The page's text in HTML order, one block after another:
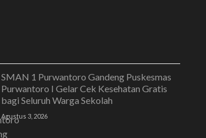
SMAN 1 Purwantoro Gandeng Puskesmas
Purwantoro I Gelar Cek Kesehatan Gratis
bagi Seluruh Warga Sekolah
Agustus 3, 2026